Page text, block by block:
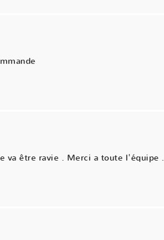
va être ravie . Merci a toute l'équipe .